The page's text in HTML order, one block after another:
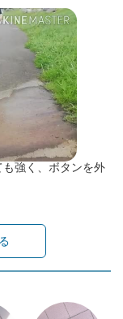
強く、ボタンを外